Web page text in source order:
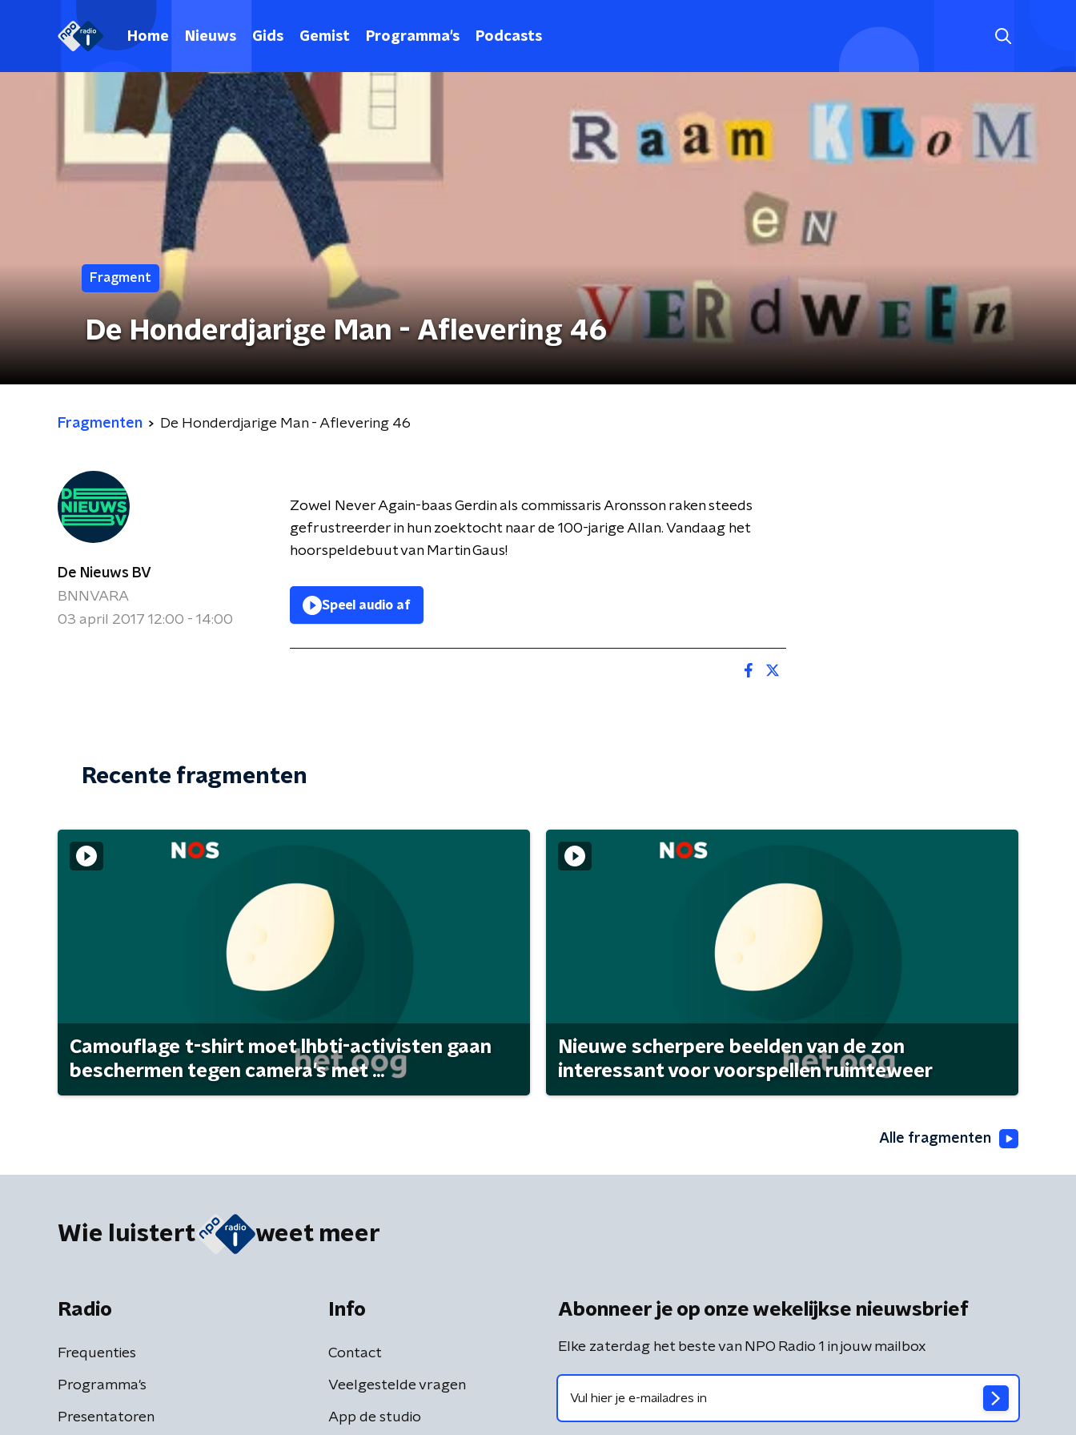
Home Nieuws Gids Gemist Programma's Podcasts
Fragment
De Honderdjarige Man - Aflevering 46
Fragmenten De Honderdjarige Man - Aflevering 46
De Nieuws BV
BNNVARA
03 april 2017 12:00 - 14:00
Zowel Never Again-baas Gerdin als commissaris Aronsson raken steeds
gefrustreerder in hun zoektocht naar de 100-jarige Allan. Vandaag het
hoorspeldebuut van Martin Gaus!
Speel audio af
Recente fragmenten
Camouflage t-shirt moet lhbti-activisten gaan
beschermen tegen camera's met ...
Nieuwe scherpere beelden van de zon
interessant voor voorspellen ruimteweer
Alle fragmenten
Wie luistert weet meer
Radio
Frequenties
Programma's
Presentatoren
Info
Contact
Veelgestelde vragen
App de studio
Abonneer je op onze wekelijkse nieuwsbrief
Elke zaterdag het beste van NPO Radio 1 in jouw mailbox